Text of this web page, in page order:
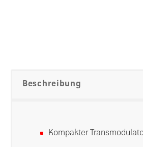
Beschreibung
Kompakter